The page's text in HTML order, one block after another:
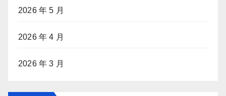
2026 年 5 月
2026 年 4 月
2026 年 3 月